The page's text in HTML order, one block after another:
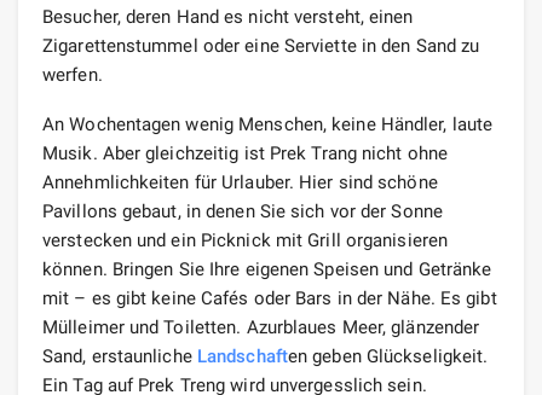
Besucher, deren Hand es nicht versteht, einen
Zigarettenstummel oder eine Serviette in den Sand zu
werfen.
An Wochentagen wenig Menschen, keine Händler, laute
Musik. Aber gleichzeitig ist Prek Trang nicht ohne
Annehmlichkeiten für Urlauber. Hier sind schöne
Pavillons gebaut, in denen Sie sich vor der Sonne
verstecken und ein Picknick mit Grill organisieren
können. Bringen Sie Ihre eigenen Speisen und Getränke
mit – es gibt keine Cafés oder Bars in der Nähe. Es gibt
Mülleimer und Toiletten. Azurblaues Meer, glänzender
Sand, erstaunliche Landschaften geben Glückseligkeit.
Ein Tag auf Prek Treng wird unvergesslich sein.